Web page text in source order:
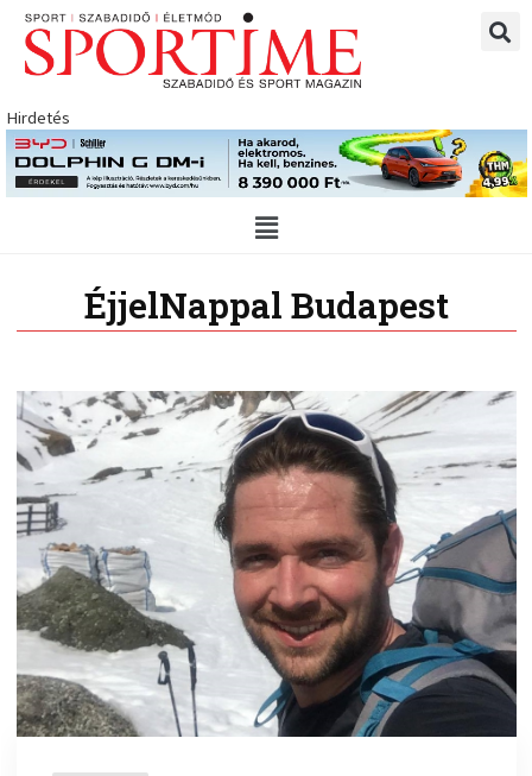
Skip
content
Hirdetés
Main
Menu
ÉjjelNappal Budapest